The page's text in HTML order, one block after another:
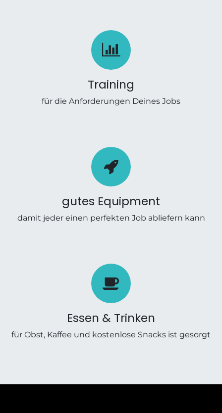
Training
für die Anforderungen Deines Jobs
gutes Equipment
damit jeder einen perfekten Job abliefern kann
Essen & Trinken
für Obst, Kaffee und kostenlose Snacks ist gesorgt